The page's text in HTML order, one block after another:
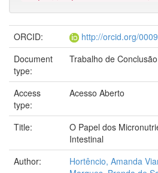
ORCID:
http://orcid.org/
Document
type:
Trabalho de
Access
type:
Acesso Aberto
Title:
O Papel dos
Intestinal
Author:
Hortêncio, Amanda